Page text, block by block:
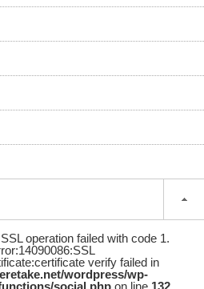
operation failed with code 1.
verify failed in
wordpress/wp-
social.php on line 132